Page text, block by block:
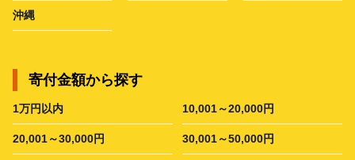
沖縄
寄付金額から探す
1万円以内 10,001～20,000円
20,001～30,000円 30,001～50,000円